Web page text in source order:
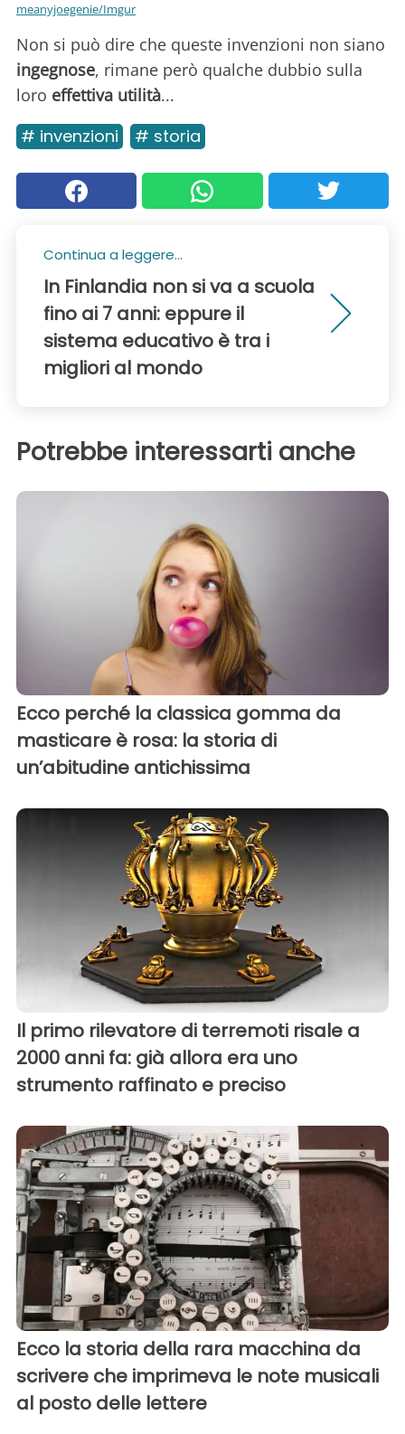
meanyjoegenie/Imgur
Non si può dire che queste invenzioni non siano
ingegnose, rimane però qualche dubbio sulla
loro effettiva utilità...
# invenzioni # storia
Continua a leggere...
In Finlandia non si va a scuola
fino ai 7 anni: eppure il
sistema educativo è tra i
migliori al mondo
Potrebbe interessarti anche
Ecco perché la classica gomma da
masticare è rosa: la storia di
un’abitudine antichissima
Il primo rilevatore di terremoti risale a
2000 anni fa: già allora era uno
strumento raffinato e preciso
Ecco la storia della rara macchina da
scrivere che imprimeva le note musicali
al posto delle lettere